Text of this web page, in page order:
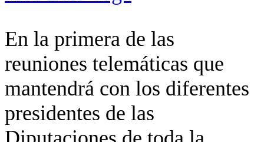
En la primera de las
reuniones telemáticas que
mantendrá con los diferentes
presidentes de las